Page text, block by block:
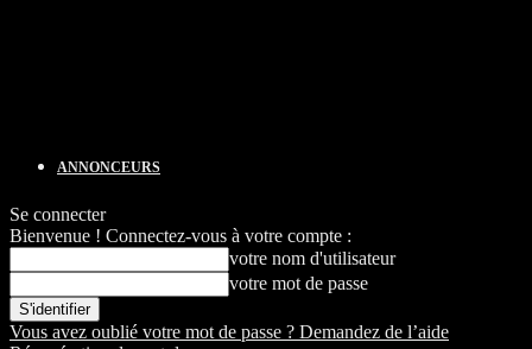
ANNONCEURS
Se connecter
Bienvenue ! Connectez-vous à votre compte :
votre nom d'utilisateur
votre mot de passe
Vous avez oublié votre mot de passe ? Demandez de l’aide